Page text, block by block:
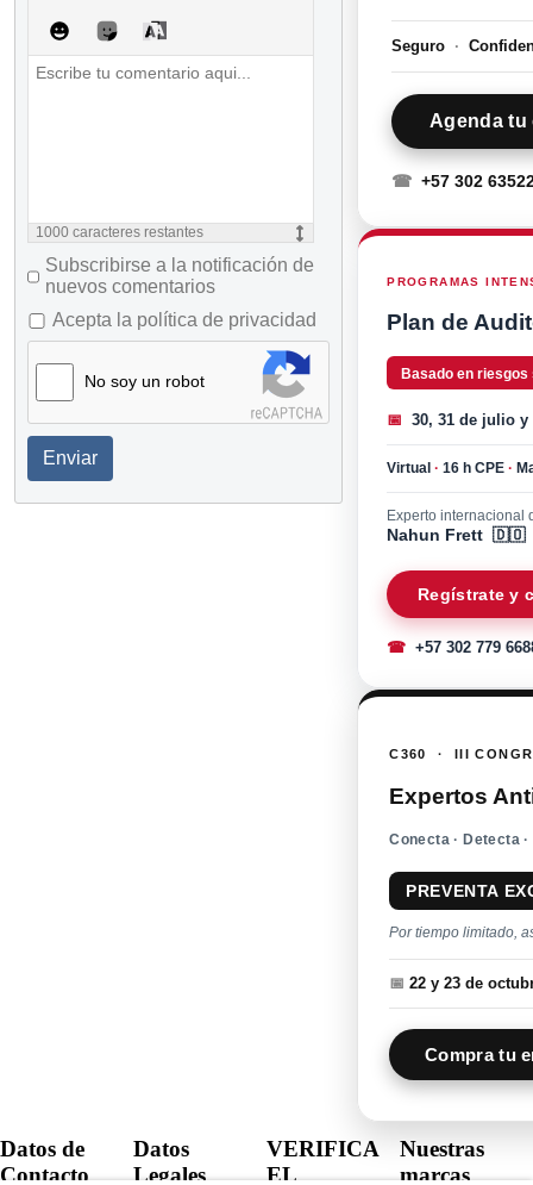
1000 caracteres restantes
Subscribirse a la notificación de
nuevos comentarios
Acepta la política de privacidad
No soy un robot
Enviar
Seguro ·
Agenda tu
☎ +57 302
PROGRAMAS
Plan de
Basado en riesgos
📅 30, 31 de julio y
Virtual· 16 h CPE·
Experto internacional
Nahun Frett 🇩🇴
Regístrate y
☎ +57 302 779
C360 · III
Expertos
Conecta · Detecta
PREVENTA
Por tiempo limitado,
📅 22 y 23 de
Compra tu
Datos de
Contacto
Datos
Legales
VERIFICA
EL
Nuestras
marcas